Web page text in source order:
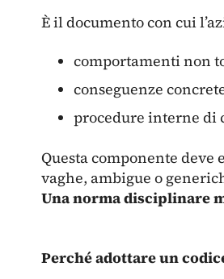
È il documento con cui
comportamenti non
conseguenze
procedure interne di
Questa componente
vaghe, ambigue o
Una norma disciplinare
Perché adottare un